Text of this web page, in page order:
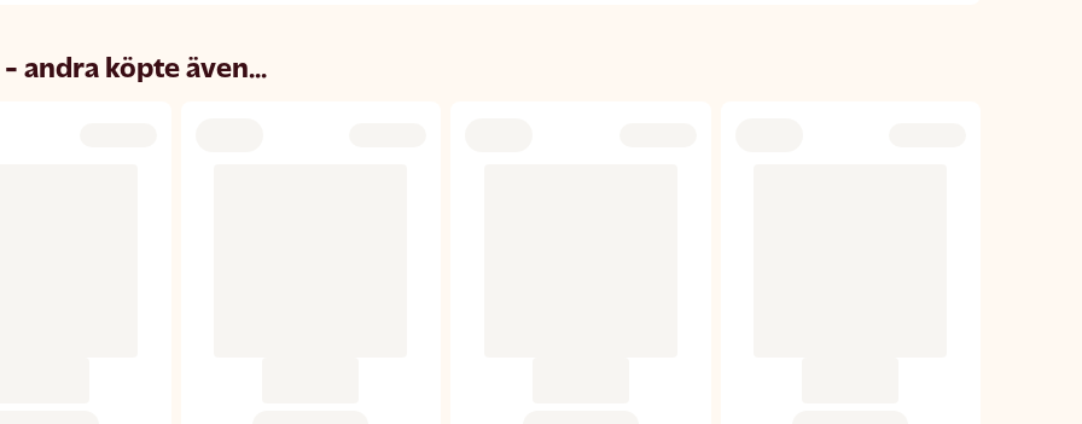
- andra köpte även...